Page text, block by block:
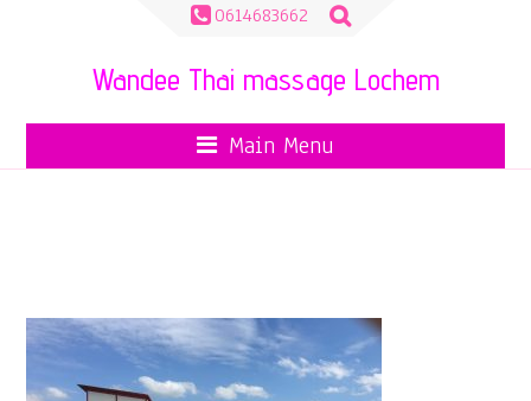
0614683662
Zoeken
naar:
Wandee Thai massage Lochem
Main Menu